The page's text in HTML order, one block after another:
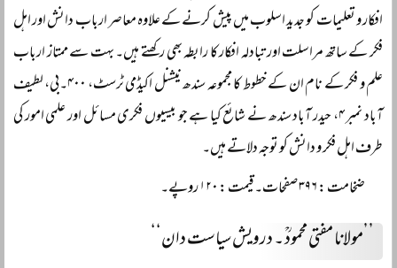
افکار و تعلیمات کو جدید اسلوب میں پیش کرنے کے علاوہ معاصر ارباب دانش اور اہل
فکر کے ساتھ مراسلت اور تبادلہ افکار کا رابطہ بھی رکھتے ہیں۔ بہت سے ممتاز ارباب
علم و فکر کے نام ان کے خطوط کا مجموعہ سندھ نیشنل اکیڈمی ٹرسٹ، ۴۰۰۔بی، لطیف
آباد نمبر ۴، حیدر آباد سندھ نے شائع کیا ہے جو بیسیوں فکری مسائل اور علمی امور کی
طرف اہل فکر و دانش کو توجہ دلاتے ہیں۔
ضخامت : ۳۹۶ صفحات۔ قیمت : ۱۲۰ روپے۔
’’مولانا مفتی محمودؒ ۔ درویش سیاست دان‘‘